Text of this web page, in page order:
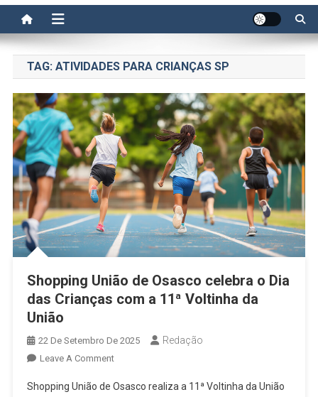
TAG: ATIVIDADES PARA CRIANÇAS SP
Shopping União de Osasco celebra o Dia
das Crianças com a 11ª Voltinha da
União
22 De Setembro De 2025 Redação
Leave A CommentOn
União
Shopping União de Osasco realiza a 11ª Voltinha da União